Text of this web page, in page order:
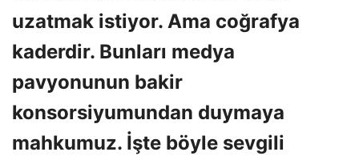
uzatmak istiyor. Ama coğrafya
kaderdir. Bunları medya
pavyonunun bakir
konsorsiyumundan duymaya
mahkumuz. İşte böyle sevgili